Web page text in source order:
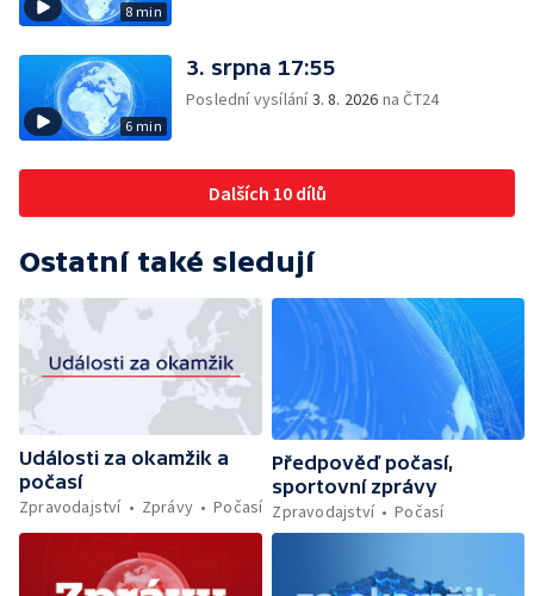
8 min
6 min
3. srpna 17:55
Poslední vysílání3. 8. 2026 na ČT24
Dalších 10 dílů
Ostatní také sledují
Události za okamžik a
počasí
Zpravodajství
Zprávy Počasí
Předpověď počasí,
sportovní zprávy
Zpravodajství
Počasí